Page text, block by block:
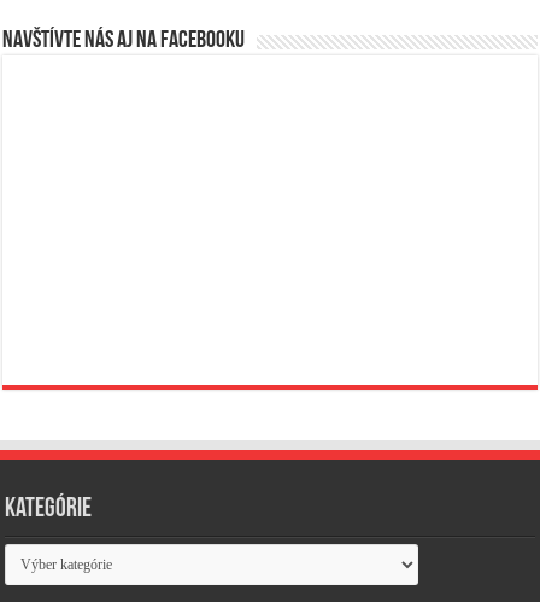
Navštívte nás aj na Facebooku
Kategórie
Kategórie